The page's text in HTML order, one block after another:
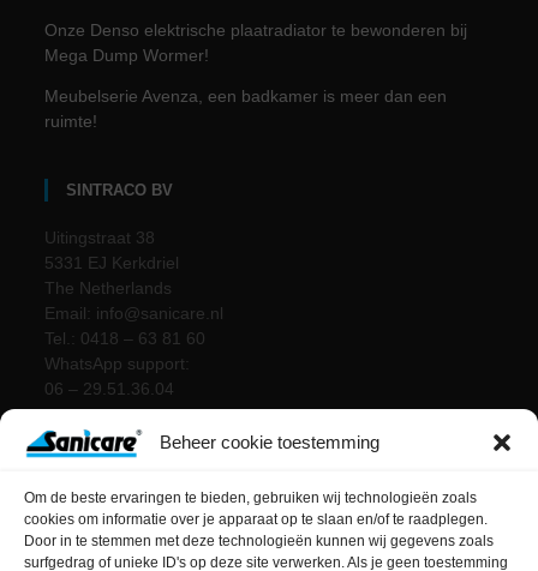
Beheer cookie toestemming
Om de beste ervaringen te bieden, gebruiken wij technologieën zoals
cookies om informatie over je apparaat op te slaan en/of te raadplegen.
Door in te stemmen met deze technologieën kunnen wij gegevens zoals
surfgedrag of unieke ID's op deze site verwerken. Als je geen toestemming
Onze Denso elektrische plaatradiator te bewonderen bij
Mega Dump Wormer!
Meubelserie Avenza, een badkamer is meer dan een
ruimte!
SINTRACO BV
Uitingstraat 38
5331 EJ Kerkdriel
The Netherlands
Email: info@sanicare.nl
Tel.: 0418 – 63 81 60
WhatsApp support:
06 – 29.51.36.04